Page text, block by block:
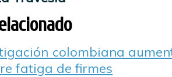
colombiana
fatiga de firmes